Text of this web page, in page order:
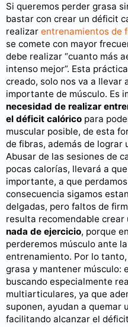
Si queremos perder grasa
bastar con crear un déficit
realizar entrenamientos de
se comete con mayor
debe realizar “cuanto más
intenso mejor”. Esta
creado, solo nos va a llevar
importante de músculo. Es
necesidad de realizar
el déficit calórico para
muscular posible, de esta
de fibras, además de lograr
Abusar de las sesiones de
pocas calorías, llevará a
importante, a que
consecuencia sigamos
delgadas, pero faltos de
resulta recomendable
nada de ejercicio, porque
perderemos músculo ante
entrenamiento. Por lo
grasa y mantener músculo:
buscando especialmente
multiarticulares, ya que
suponen, ayudan a quemar
facilitando alcanzar el